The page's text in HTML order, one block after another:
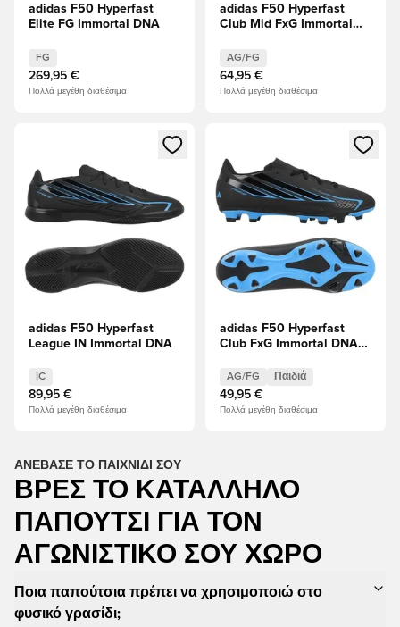
adidas F50 Hyperfast
Elite FG Immortal DNA
FG
269,95 €
Πολλά μεγέθη διαθέσιμα
adidas F50 Hyperfast
Club Mid FxG Immortal
AG/FG
64,95 €
Πολλά μεγέθη διαθέσιμα
Ανοίγει ένα Modal για να συνδεθείτε ή να εγγραφείτε ως
adidas F50 Hyperfast
League IN Immortal DNA
IC
89,95 €
Πολλά μεγέθη διαθέσιμα
Ανοίγει ένα Modal για να
adidas F50 Hyperfast
Club FxG Immortal DNA
AG/FG Παιδιά
49,95 €
Πολλά μεγέθη διαθέσιμα
ΑΝΈΒΑΣΕ ΤΟ ΠΑΙΧΝΊΔΙ ΣΟΥ
ΒΡΕΣ ΤΟ ΚΑΤΆΛΛΗΛΟ
ΠΑΠΟΎΤΣΙ ΓΙΑ ΤΟΝ
ΑΓΩΝΙΣΤΙΚΌ ΣΟΥ ΧΏΡΟ
Ποια παπούτσια πρέπει να χρησιμοποιώ στο
φυσικό γρασίδι;